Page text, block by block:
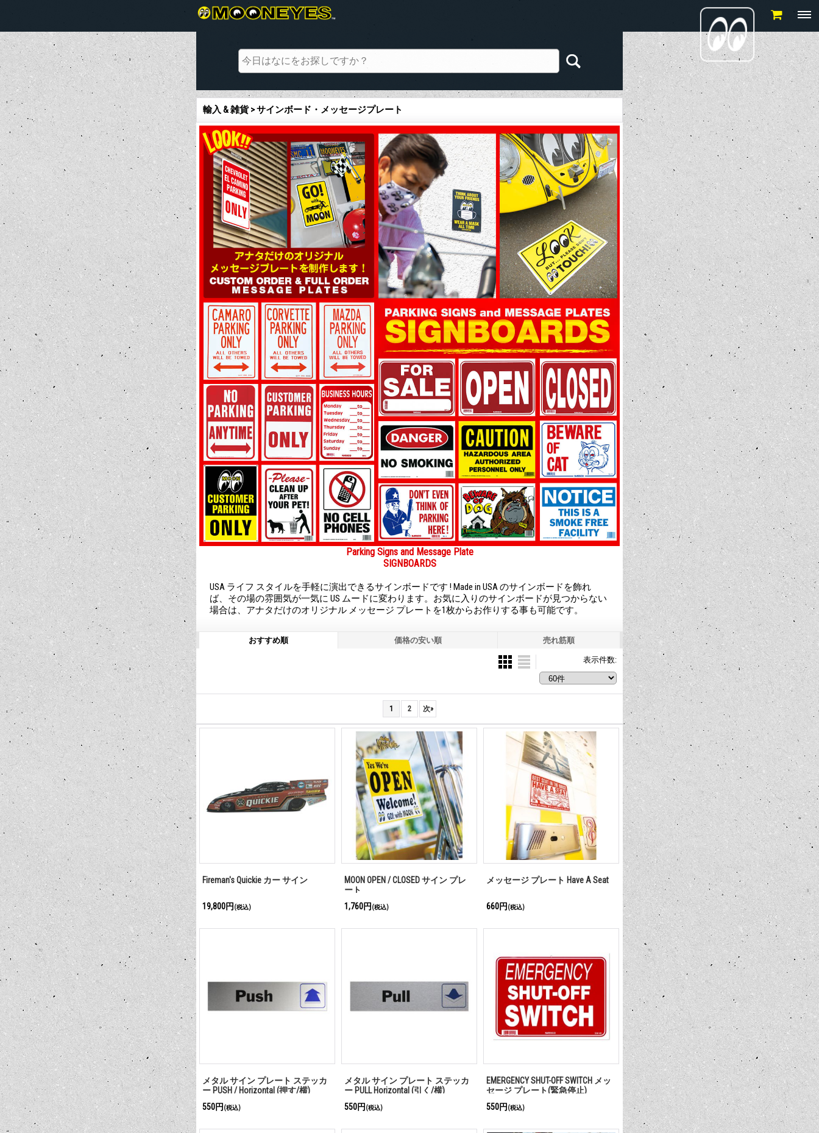
輸入 & 雑貨 > サインボード・メッセージプレート
Parking Signs and Message Plate
SIGNBOARDS
USA ライフ スタイルを手軽に演出できるサインボードです ! Made in USA のサインボードを飾れ
ば、その場の雰囲気が一気に US ムードに変わります。お気に入りのサインボードが見つからない
場合は、アナタだけのオリジナル メッセージ プレートを1枚からお作りする事も可能です。
おすすめ順 価格の安い順 売れ筋順
表示件数:
1 2 次»
Fireman's Quickie カー サイン
19,800円 (税込)
MOON OPEN / CLOSED サイン プレ
ート
1,760円 (税込)
メッセージ プレート Have A Seat
660円 (税込)
メタル サイン プレート ステッカ
ー PUSH / Horizontal (押す/横)
550円 (税込)
メタル サイン プレート ステッカ
ー PULL Horizontal (引く/横)
550円 (税込)
EMERGENCY SHUT-OFF SWITCH メッ
セージ プレート(緊急停止)
550円 (税込)